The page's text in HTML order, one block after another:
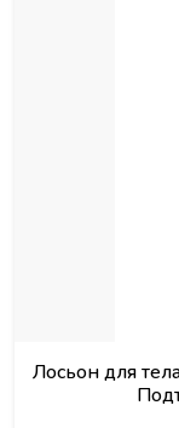
Лосьон для